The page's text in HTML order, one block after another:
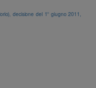
decisione del 1° giugno 2011,